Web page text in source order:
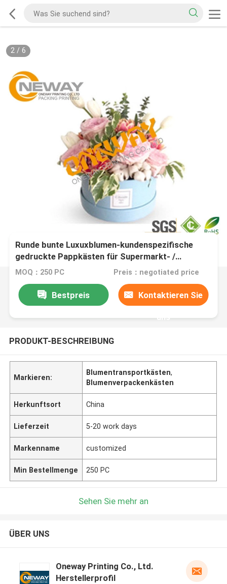
2/ 6
Runde bunte Luxuxblumen-kundenspezifische
gedruckte Pappkästen für Supermarkt- /
Geschenk-Verpackung
MOQ：250 PC Preis：negotiated price
Bestpreis Kontaktieren Sie
uns
PRODUKT-BESCHREIBUNG
Markieren:
Blumentransportkästen,
Blumenverpackenkästen
Herkunftsort China
Lieferzeit 5-20 work days
Markenname customized
Min Bestellmenge 250 PC
Sehen Sie mehr an
ÜBER UNS
Oneway Printing Co., Ltd.
Herstellerprofil